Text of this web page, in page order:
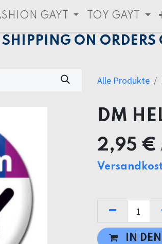
GAYT TOY GAYT
SHIPPING ON
Alle Produkte
DM
2,95 €
IN